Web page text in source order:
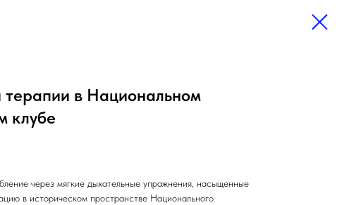
терапии в Национальном
клубе
через мягкие дыхательные упражнения, насыщенные
в историческом пространстве Национального